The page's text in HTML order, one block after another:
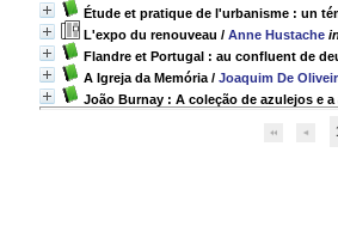
Étude et pratique de l'urbanisme : un
L'expo du renouveau / Anne Hustache
Flandre et Portugal : au confluent de
A Igreja da Memória / Joaquim De
João Burnay : A coleção de azulejos e